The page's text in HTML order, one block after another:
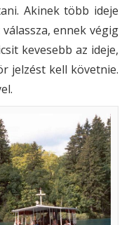
Akinek több ideje
ennek végig
kevesebb az ideje,
jelzést kell követnie.